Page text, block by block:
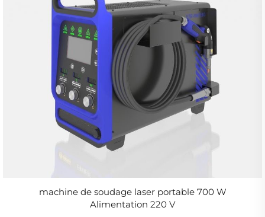
machine de soudage laser portable 700 W
Alimentation 220 V